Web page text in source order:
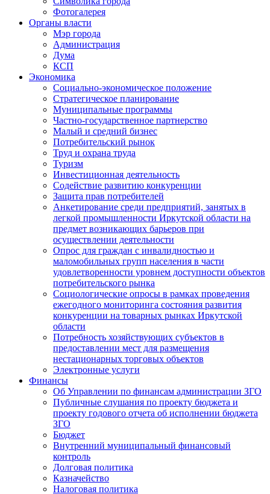
Фотогалерея
Органы власти
Мэр города
Администрация
Дума
КСП
Экономика
Социально-экономическое положение
Стратегическое планирование
Муниципальные программы
Частно-государственное партнерство
Малый и средний бизнес
Потребительский рынок
Труд и охрана труда
Туризм
Инвестиционная деятельность
Содействие развитию конкуренции
Защита прав потребителей
Анкетирование среди предприятий, занятых в
легкой промышленности Иркутской области на
предмет возникающих барьеров при
осуществлении деятельности
Опрос для граждан с инвалидностью и
маломобильных групп населения в части
удовлетворенности уровнем доступности объектов
потребительского рынка
Социологические опросы в рамках проведения
ежегодного мониторинга состояния развития
конкуренции на товарных рынках Иркутской
области
Потребность хозяйствующих субъектов в
предоставлении мест для размещения
нестационарных торговых объектов
Электронные услуги
Финансы
Об Управлении по финансам администрации ЗГО
Публичные слушания по проекту бюджета и
проекту годового отчета об исполнении бюджета
ЗГО
Бюджет
Внутренний муниципальный финансовый
контроль
Долговая политика
Казначейство
Налоговая политика